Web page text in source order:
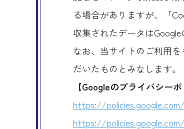
る場合がありますが、「
収集されたデータは
なお、当サイトのご利用
だいたものとみなします。
【Googleのプライバシーポ
https://
https://